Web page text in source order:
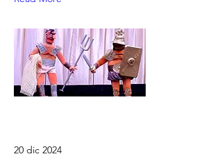
20 dic 2024